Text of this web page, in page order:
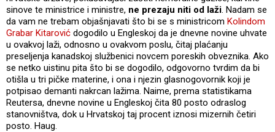
sinove te ministrice i ministre, ne prezaju niti od laži. Nadam se
da vam ne trebam objašnjavati što bi se s ministricom Kolindom
Grabar Kitarović dogodilo u Engleskoj da je dnevne novine uhvate
u ovakvoj laži, odnosno u ovakvom poslu, čitaj plaćanju
preseljenja kanadskoj službenici novcem poreskih obveznika. Ako
se netko uistinu pita što bi se dogodilo, odgovorno tvrdim da bi
otišla u tri pičke materine, i ona i njezin glasnogovornik koji je
potpisao demanti nakrcan lažima. Naime, prema statistikama
Reutersa, dnevne novine u Engleskoj čita 80 posto odraslog
stanovništva, dok u Hrvatskoj taj procent iznosi mizernih četiri
posto. Haug.